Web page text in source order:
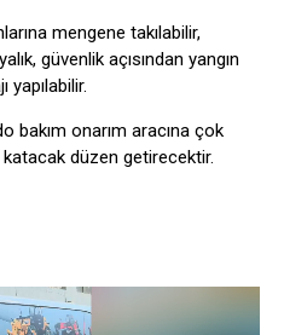
mengene takılabilir,
güvenlik açısından yangın
yapılabilir.
bakım onarım aracına çok
düzen getirecektir.